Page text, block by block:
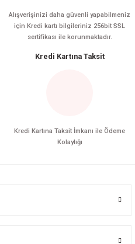
Alışverişinizi daha güvenli yapabilmeniz
için Kredi kartı bilgileriniz 256bit SSL
sertifikası ile korunmaktadır.
Kredi Kartına Taksit
Kredi Kartına Taksit İmkanı ile Ödeme
Kolaylığı